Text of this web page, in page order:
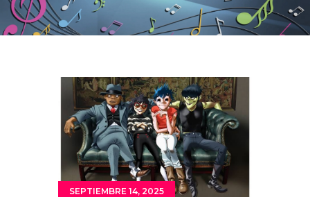
Equipo de Djs
Programación
Noticias
SEPTIEMBRE 14, 2025